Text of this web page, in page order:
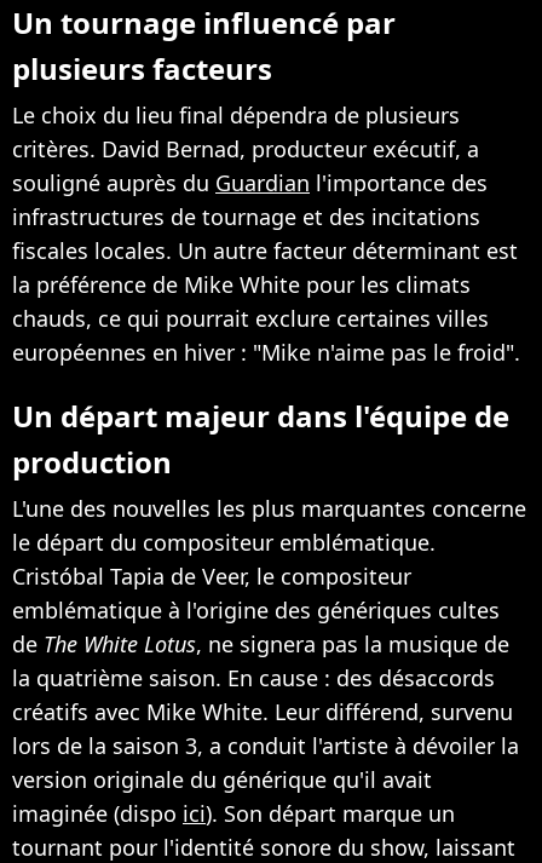
Un tournage influencé par
plusieurs facteurs
Le choix du lieu final dépendra de plusieurs
critères. David Bernad, producteur exécutif, a
souligné auprès du Guardian l'importance des
infrastructures de tournage et des incitations
fiscales locales. Un autre facteur déterminant est
la préférence de Mike White pour les climats
chauds, ce qui pourrait exclure certaines villes
européennes en hiver : "Mike n'aime pas le froid".
Un départ majeur dans l'équipe de
production
L'une des nouvelles les plus marquantes concerne
le départ du compositeur emblématique.
Cristóbal Tapia de Veer, le compositeur
emblématique à l'origine des génériques cultes
de The White Lotus, ne signera pas la musique de
la quatrième saison. En cause : des désaccords
créatifs avec Mike White. Leur différend, survenu
lors de la saison 3, a conduit l'artiste à dévoiler la
version originale du générique qu'il avait
imaginée (dispo ici). Son départ marque un
tournant pour l'identité sonore du show, laissant